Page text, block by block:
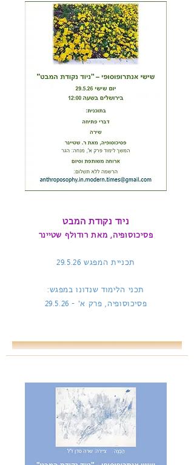
ניוד נקודת המבט
פסיכוסופיה, מאת רודולף שטיינר
תכניית המפגש 29.5.26
תכני הלימוד שנדונו במפגש:
פסיכוסופיה, פרק א' - 29.5.26